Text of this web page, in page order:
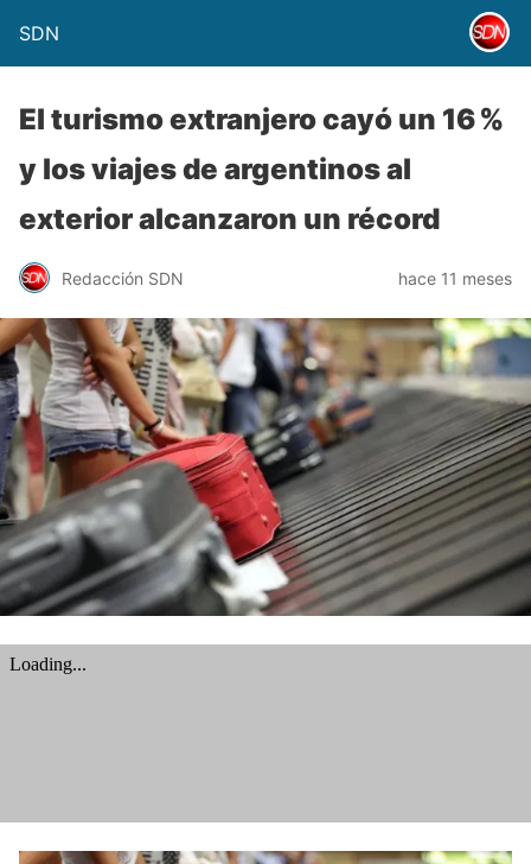
SDN
El turismo extranjero cayó un 16 %
y los viajes de argentinos al
exterior alcanzaron un récord
Redacción SDN hace 11 meses